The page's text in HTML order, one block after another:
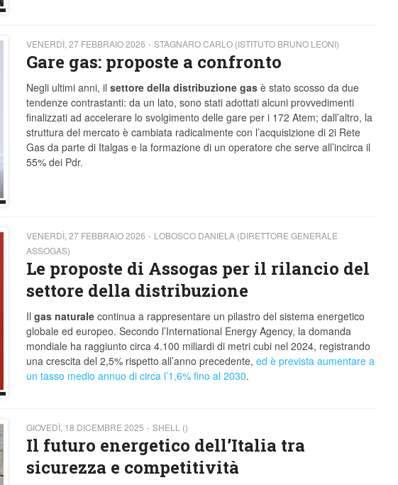
VENERDÌ, 27 FEBBRAIO 2026 STAGNARO CARLO (ISTITUTO BRUNO LEONI)
Gare gas: proposte a confronto
Negli ultimi anni, il settore della distribuzione gasè stato scosso da due
tendenze contrastanti: da un lato, sono stati adottati alcuni provvedimenti
finalizzati ad accelerare lo svolgimento delle gare per i 172 Atem; dall’altro, la
struttura del mercato è cambiata radicalmente con l’acquisizione di 2i Rete
Gas da parte di Italgas e la formazione di un operatore che serve all’incirca il
55% dei Pdr.
VENERDÌ, 27 FEBBRAIO 2026
LOBOSCO DANIELA (DIRETTORE GENERALE
ASSOGAS)
Le proposte di Assogas per il rilancio del
settore della distribuzione
Il gas naturalecontinua a rappresentare un pilastro del sistema energetico
globale ed europeo. Secondo l’International Energy Agency, la domanda
mondiale ha raggiunto circa 4.100 miliardi di metri cubi nel 2024, registrando
una crescita del 2,5% rispetto all’anno precedente, ed è prevista aumentare a
un tasso medio annuo di circa l’1,6% fino al 2030.
GIOVEDÌ, 18 DICEMBRE 2025 SHELL ()
Il futuro energetico dell’Italia tra
sicurezza e competitività